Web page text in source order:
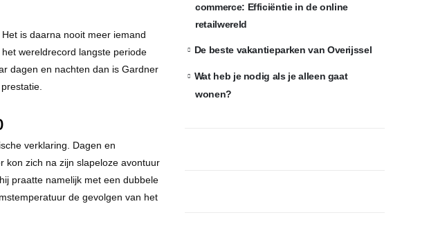
is daarna nooit meer iemand
wereldrecord langste periode
dagen en nachten dan is Gardner
verklaring. Dagen en
kon zich na zijn slapeloze avontuur
praatte namelijk met een dubbele
de gevolgen van het
commerce: Efficiëntie in de online
retailwereld
De beste vakantieparken van Overijssel
Wat heb je nodig als je alleen gaat
wonen?